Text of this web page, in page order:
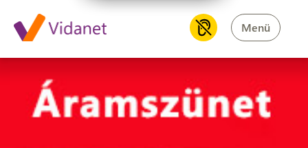
Menü
Szolgáltatásleállás